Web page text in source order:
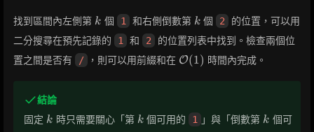
找到區間內左側第 k
k 個 1 和右側倒數第 k
k 個 2
的位置，可以用
二分搜尋在預先記錄的
1 和 2
的位置列表中找到。檢查兩個位
置之間是否有
/ ，則可以用前綴和在 \mathcal{O}
O(1) 時間內完成。
結論
固定 k
k 時只需要關心「第 k
k 個可用的 1 」與「倒數第 k
k 個可